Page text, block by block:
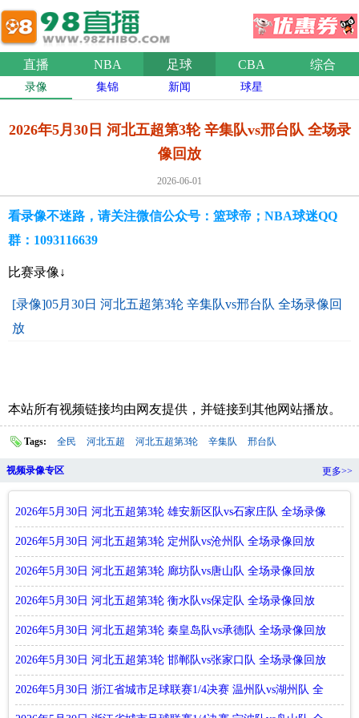
直播 NBA 足球 CBA 综合
录像 集锦 新闻 球星
2026年5月30日 河北五超第3轮 辛集队vs邢台队 全场录
像回放
2026-06-01
看录像不迷路，请关注微信公众号：篮球帝；NBA球迷QQ
群：1093116639
比赛录像↓
[录像]05月30日 河北五超第3轮 辛集队vs邢台队 全场录像回
放
本站所有视频链接均由网友提供，并链接到其他网站播放。
Tags: 全民 河北五超 河北五超第3轮 辛集队 邢台队
视频录像专区 更多>>
2026年5月30日 河北五超第3轮 雄安新区队vs石家庄队 全场录像
回放
2026年5月30日 河北五超第3轮 定州队vs沧州队 全场录像回放
2026年5月30日 河北五超第3轮 廊坊队vs唐山队 全场录像回放
2026年5月30日 河北五超第3轮 衡水队vs保定队 全场录像回放
2026年5月30日 河北五超第3轮 秦皇岛队vs承德队 全场录像回放
2026年5月30日 河北五超第3轮 邯郸队vs张家口队 全场录像回放
2026年5月30日 浙江省城市足球联赛1/4决赛 温州队vs湖州队 全